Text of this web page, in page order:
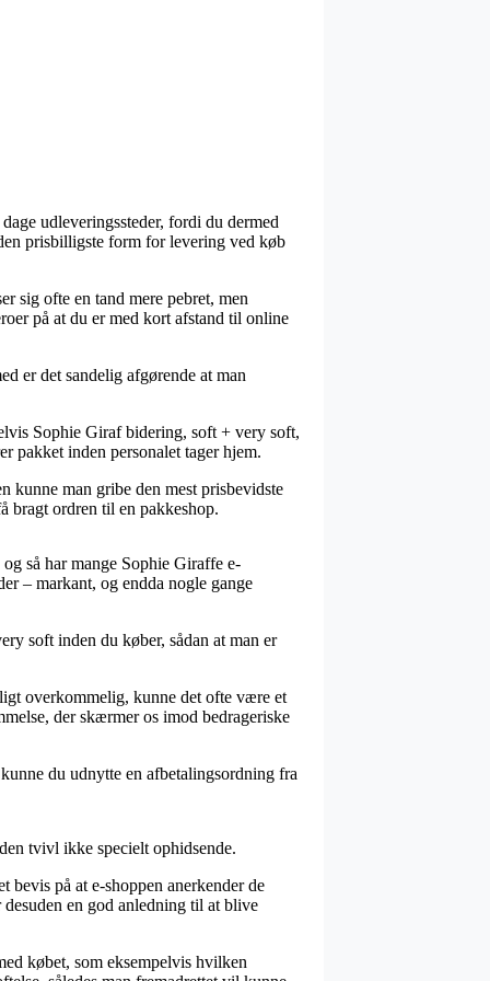
udleveringssteder, fordi du dermed
prisbilligste form for levering ved køb
sig ofte en tand mere pebret, men
på at du er med kort afstand til online
er det sandelig afgørende at man
Sophie Giraf bidering, soft + very soft,
pakket inden personalet tager hjem.
kunne man gribe den mest prisbevidste
bragt ordren til en pakkeshop.
så har mange Sophie Giraffe e-
– markant, og endda nogle gange
soft inden du køber, sådan at man er
overkommelig, kunne det ofte være et
der skærmer os imod bedrageriske
du udnytte en afbetalingsordning fra
tvivl ikke specielt ophidsende.
på at e-shoppen anerkender de
en god anledning til at blive
købet, som eksempelvis hvilken